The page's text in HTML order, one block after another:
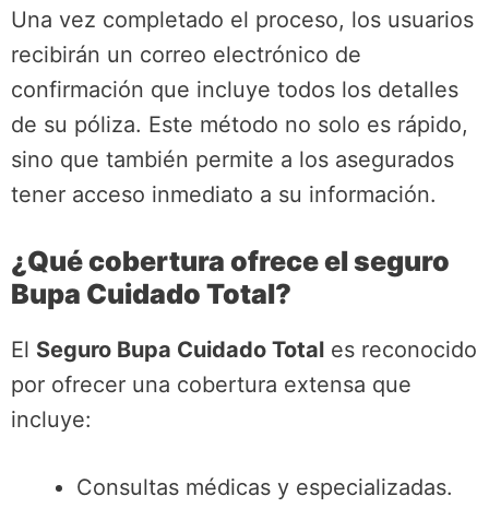
Una vez completado el proceso, los usuarios
recibirán un correo electrónico de
confirmación que incluye todos los detalles
de su póliza. Este método no solo es rápido,
sino que también permite a los asegurados
tener acceso inmediato a su información.
¿Qué cobertura ofrece el seguro
Bupa Cuidado Total?
El Seguro Bupa Cuidado Total es reconocido
por ofrecer una cobertura extensa que
incluye:
Consultas médicas y especializadas.